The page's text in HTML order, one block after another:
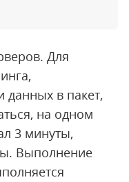
Для
данных в пакет,
на одном
3 минуты,
Выполнение